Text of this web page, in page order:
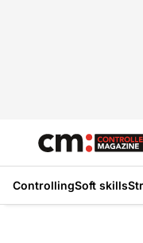
ControllingSoft skills